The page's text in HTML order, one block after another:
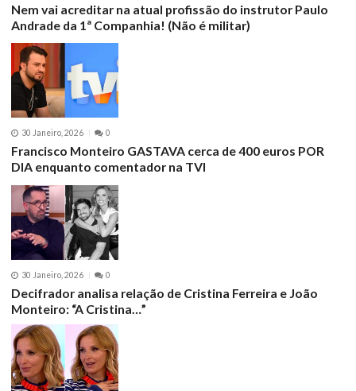
Nem vai acreditar na atual profissão do instrutor Paulo
Andrade da 1ª Companhia! (Não é militar)
30 Janeiro, 2026 0
Francisco Monteiro GASTAVA cerca de 400 euros POR
DIA enquanto comentador na TVI
30 Janeiro, 2026 0
Decifrador analisa relação de Cristina Ferreira e João
Monteiro: “A Cristina…”